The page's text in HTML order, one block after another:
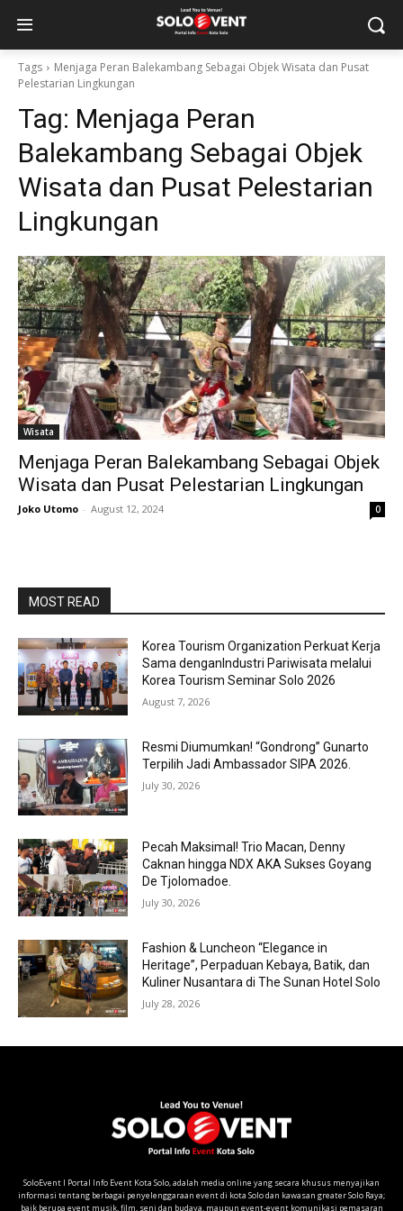
Tags
Menjaga Peran Balekambang Sebagai Objek Wisata dan Pusat
Pelestarian Lingkungan
Tag: Menjaga Peran
Balekambang Sebagai Objek
Wisata dan Pusat Pelestarian
Lingkungan
Wisata
Menjaga Peran Balekambang Sebagai Objek
Wisata dan Pusat Pelestarian Lingkungan
Joko Utomo - August 12, 2024 0
MOST READ
Korea Tourism Organization Perkuat Kerja
Sama denganIndustri Pariwisata melalui
Korea Tourism Seminar Solo 2026
August 7, 2026
Resmi Diumumkan! “Gondrong” Gunarto
Terpilih Jadi Ambassador SIPA 2026.
July 30, 2026
Pecah Maksimal! Trio Macan, Denny
Caknan hingga NDX AKA Sukses Goyang
De Tjolomadoe.
July 30, 2026
Fashion & Luncheon “Elegance in
Heritage”, Perpaduan Kebaya, Batik, dan
Kuliner Nusantara di The Sunan Hotel Solo
July 28, 2026
SoloEvent I Portal Info Event Kota Solo, adalah media online yang secara khusus menyajikan
informasi tentang berbagai penyelenggaraan event di kota Solo dan kawasan greater Solo Raya;
baik berupa event musik, film, seni dan budaya, maupun event-event komunikasi pemasaran